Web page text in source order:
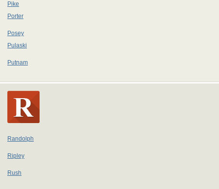
Pike
Porter
Posey
Pulaski
Putnam
Randolph
Ripley
Rush